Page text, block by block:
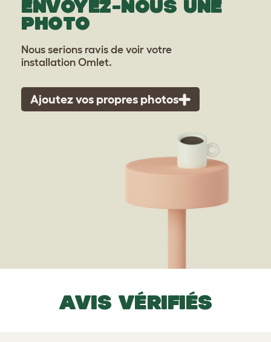
ENVOYEZ-NOUS UNE
PHOTO
Nous serions ravis de voir votre
installation Omlet.
Ajoutez vos propres photos
AVIS VÉRIFIÉS